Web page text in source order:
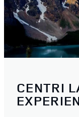
CENTRI